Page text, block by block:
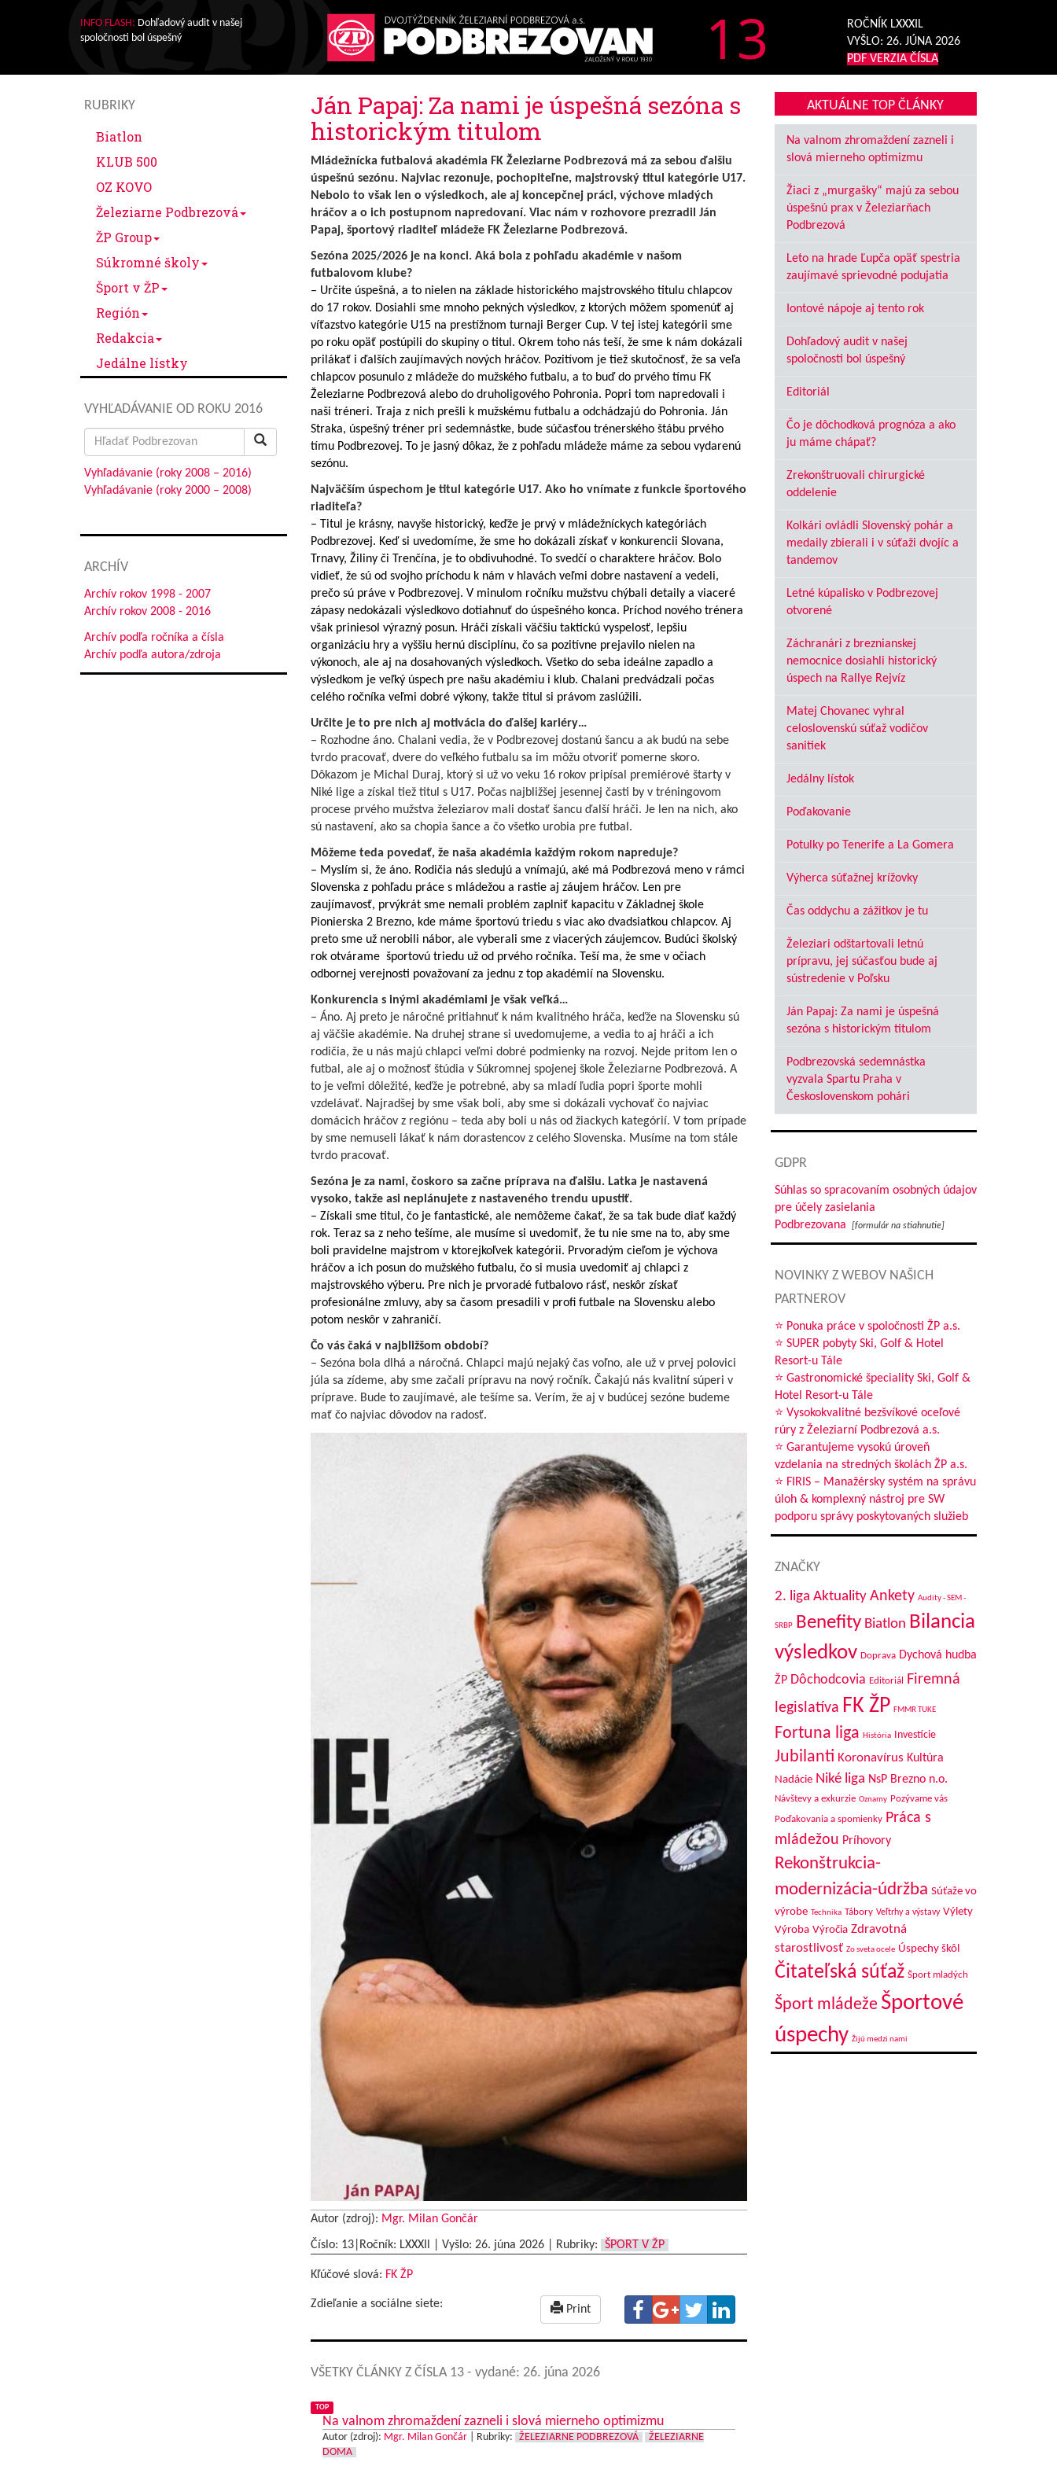
INFO FLASH: Dohľadový audit v našej
spoločnosti bol úspešný
13
ROČNÍK LXXXIL
VYŠLO: 26. JÚNA 2026
PDF VERZIA ČÍSLA
RUBRIKY
Biatlon
KLUB 500
OZ KOVO
Železiarne Podbrezová
ŽP Group
Súkromné školy
Šport v ŽP
Región
Redakcia
Jedálne lístky
VYHĽADÁVANIE OD ROKU 2016
Search
for:
Vyhľadávanie (roky 2008 – 2016)
Vyhľadávanie (roky 2000 – 2008)
ARCHÍV
Archív rokov 1998 - 2007
Archív rokov 2008 - 2016
Archív podľa ročníka a čísla
Archív podľa autora/zdroja
Ján Papaj: Za nami je úspešná sezóna s
historickým titulom
Mládežnícka futbalová akadémia FK Železiarne Podbrezová má za sebou ďalšiu
úspešnú sezónu. Najviac rezonuje, pochopiteľne, majstrovský titul kategórie U17.
Nebolo to však len o výsledkoch, ale aj koncepčnej práci, výchove mladých
hráčov a o ich postupnom napredovaní. Viac nám v rozhovore prezradil Ján
Papaj, športový riaditeľ mládeže FK Železiarne Podbrezová.
Sezóna 2025/2026 je na konci. Aká bola z pohľadu akadémie v našom
futbalovom klube?
– Určite úspešná, a to nielen na základe historického majstrovského titulu chlapcov
do 17 rokov. Dosiahli sme mnoho pekných výsledkov, z ktorých môžem spomenúť aj
víťazstvo kategórie U15 na prestížnom turnaji Berger Cup. V tej istej kategórii sme
po roku opäť postúpili do skupiny o titul. Okrem toho nás teší, že sme k nám dokázali
prilákať i ďalších zaujímavých nových hráčov. Pozitívom je tiež skutočnosť, že sa veľa
chlapcov posunulo z mládeže do mužského futbalu, a to buď do prvého tímu FK
Železiarne Podbrezová alebo do druholigového Pohronia. Popri tom napredovali i
naši tréneri. Traja z nich prešli k mužskému futbalu a odchádzajú do Pohronia. Ján
Straka, úspešný tréner pri sedemnástke, bude súčasťou trénerského štábu prvého
tímu Podbrezovej. To je jasný dôkaz, že z pohľadu mládeže máme za sebou vydarenú
sezónu.
Najväčším úspechom je titul kategórie U17. Ako ho vnímate z funkcie športového
riaditeľa?
– Titul je krásny, navyše historický, keďže je prvý v mládežníckych kategóriách
Podbrezovej. Keď si uvedomíme, že sme ho dokázali získať v konkurencii Slovana,
Trnavy, Žiliny či Trenčína, je to obdivuhodné. To svedčí o charaktere hráčov. Bolo
vidieť, že sú od svojho príchodu k nám v hlavách veľmi dobre nastavení a vedeli,
prečo sú práve v Podbrezovej. V minulom ročníku mužstvu chýbali detaily a viaceré
zápasy nedokázali výsledkovo dotiahnuť do úspešného konca. Príchod nového trénera
však priniesol výrazný posun. Hráči získali väčšiu taktickú vyspelosť, lepšiu
organizáciu hry a vyššiu hernú disciplínu, čo sa pozitívne prejavilo nielen na
výkonoch, ale aj na dosahovaných výsledkoch. Všetko do seba ideálne zapadlo a
výsledkom je veľký úspech pre našu akadémiu i klub. Chalani predvádzali počas
celého ročníka veľmi dobré výkony, takže titul si právom zaslúžili.
Určite je to pre nich aj motivácia do ďalšej kariéry…
– Rozhodne áno. Chalani vedia, že v Podbrezovej dostanú šancu a ak budú na sebe
tvrdo pracovať, dvere do veľkého futbalu sa im môžu otvoriť pomerne skoro.
Dôkazom je Michal Duraj, ktorý si už vo veku 16 rokov pripísal premiérové štarty v
Niké lige a získal tiež titul s U17. Počas najbližšej jesennej časti by v tréningovom
procese prvého mužstva železiarov mali dostať šancu ďalší hráči. Je len na nich, ako
sú nastavení, ako sa chopia šance a čo všetko urobia pre futbal.
Môžeme teda povedať, že naša akadémia každým rokom napreduje?
– Myslím si, že áno. Rodičia nás sledujú a vnímajú, aké má Podbrezová meno v rámci
Slovenska z pohľadu práce s mládežou a rastie aj záujem hráčov. Len pre
zaujímavosť, prvýkrát sme nemali problém zaplniť kapacitu v Základnej škole
Pionierska 2 Brezno, kde máme športovú triedu s viac ako dvadsiatkou chlapcov. Aj
preto sme už nerobili nábor, ale vyberali sme z viacerých záujemcov. Budúci školský
rok otvárame športovú triedu už od prvého ročníka. Teší ma, že sme v očiach
odbornej verejnosti považovaní za jednu z top akadémií na Slovensku.
Konkurencia s inými akadémiami je však veľká…
– Áno. Aj preto je náročné pritiahnuť k nám kvalitného hráča, keďže na Slovensku sú
aj väčšie akadémie. Na druhej strane si uvedomujeme, a vedia to aj hráči a ich
rodičia, že u nás majú chlapci veľmi dobré podmienky na rozvoj. Nejde pritom len o
futbal, ale aj o možnosť štúdia v Súkromnej spojenej škole Železiarne Podbrezová. A
to je veľmi dôležité, keďže je potrebné, aby sa mladí ľudia popri športe mohli
vzdelávať. Najradšej by sme však boli, aby sme si dokázali vychovať čo najviac
domácich hráčov z regiónu – teda aby boli u nás od žiackych kategórií. V tom prípade
by sme nemuseli lákať k nám dorastencov z celého Slovenska. Musíme na tom stále
tvrdo pracovať.
Sezóna je za nami, čoskoro sa začne príprava na ďalšiu. Latka je nastavená
vysoko, takže asi neplánujete z nastaveného trendu upustiť.
– Získali sme titul, čo je fantastické, ale nemôžeme čakať, že sa tak bude diať každý
rok. Teraz sa z neho tešíme, ale musíme si uvedomiť, že tu nie sme na to, aby sme
boli pravidelne majstrom v ktorejkoľvek kategórii. Prvoradým cieľom je výchova
hráčov a ich posun do mužského futbalu, čo si musia uvedomiť aj chlapci z
majstrovského výberu. Pre nich je prvoradé futbalovo rásť, neskôr získať
profesionálne zmluvy, aby sa časom presadili v profi futbale na Slovensku alebo
potom neskôr v zahraničí.
Čo vás čaká v najbližšom období?
– Sezóna bola dlhá a náročná. Chlapci majú nejaký čas voľno, ale už v prvej polovici
júla sa zídeme, aby sme začali prípravu na nový ročník. Čakajú nás kvalitní súperi v
príprave. Bude to zaujímavé, ale tešíme sa. Verím, že aj v budúcej sezóne budeme
mať čo najviac dôvodov na radosť.
Autor (zdroj): Mgr. Milan Gončár
Číslo: 13|Ročník: LXXXIl | Vyšlo: 26. júna 2026| Rubriky: ŠPORT V ŽP
Kľúčové slová: FK ŽP
Zdieľanie a sociálne siete: Print
VŠETKY ČLÁNKY Z ČÍSLA 13 - vydané: 26. júna 2026
TOP
Na valnom zhromaždení zazneli i slová mierneho optimizmu
Autor (zdroj): Mgr. Milan Gončár| Rubriky: ŽELEZIARNE PODBREZOVÁ
ŽELEZIARNE
DOMA
AKTUÁLNE TOP ČLÁNKY
Na valnom zhromaždení zazneli i
slová mierneho optimizmu
Žiaci z „murgašky“ majú za sebou
úspešnú prax v Železiarňach
Podbrezová
Leto na hrade Ľupča opäť spestria
zaujímavé sprievodné podujatia
Iontové nápoje aj tento rok
Dohľadový audit v našej
spoločnosti bol úspešný
Editoriál
Čo je dôchodková prognóza a ako
ju máme chápať?
Zrekonštruovali chirurgické
oddelenie
Kolkári ovládli Slovenský pohár a
medaily zbierali i v súťaži dvojíc a
tandemov
Letné kúpalisko v Podbrezovej
otvorené
Záchranári z breznianskej
nemocnice dosiahli historický
úspech na Rallye Rejvíz
Matej Chovanec vyhral
celoslovenskú súťaž vodičov
sanitiek
Jedálny lístok
Poďakovanie
Potulky po Tenerife a La Gomera
Výherca súťažnej krížovky
Čas oddychu a zážitkov je tu
Železiari odštartovali letnú
prípravu, jej súčasťou bude aj
sústredenie v Poľsku
Ján Papaj: Za nami je úspešná
sezóna s historickým titulom
Podbrezovská sedemnástka
vyzvala Spartu Praha v
Československom pohári
GDPR
Súhlas so spracovaním osobných údajov
pre účely zasielania
Podbrezovana
[formulár na stiahnutie]
NOVINKY Z WEBOV NAŠICH
PARTNEROV
⭐ Ponuka práce v spoločnosti ŽP a.s.
⭐ SUPER pobyty Ski, Golf & Hotel
Resort-u Tále
⭐ Gastronomické špeciality Ski, Golf &
Hotel Resort-u Tále
⭐ Vysokokvalitné bezšvíkové oceľové
rúry z Železiarní Podbrezová a.s.
⭐ Garantujeme vysokú úroveň
vzdelania na stredných školách ŽP a.s.
⭐ FIRIS – Manažérsky systém na správu
úloh & komplexný nástroj pre SW
podporu správy poskytovaných služieb
ZNAČKY
2. liga Aktuality Ankety Audity - SEM -
SRBP Benefity Biatlon Bilancia
výsledkov Doprava Dychová hudba
ŽP Dôchodcovia Editoriál
Firemná
legislatíva FK ŽP FMMR TUKE
Fortuna liga História Investície
Jubilanti Koronavírus Kultúra
Nadácie Niké liga NsP Brezno n.o.
Návštevy a exkurzie Oznamy Pozývame vás
Poďakovania a spomienky Práca s
mládežou Príhovory
Rekonštrukcia-
modernizácia-údržba Súťaže vo
výrobe Technika Tábory Veľtrhy a výstavy Výlety
Výroba Výročia Zdravotná
starostlivosť Zo sveta ocele Úspechy škôl
Čitateľská súťaž Šport mladých
Šport mládeže Športové
úspechy Žijú medzi nami